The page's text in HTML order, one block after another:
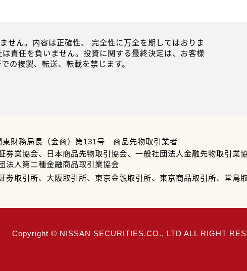
せん。内容は正確性、 完全性に万全を期してはおりま
責任を負いません。投資に関する最終決定は、お客様
の複製、転送、転載を禁じます。
財務局長（金商）第131号 商品先物取引業者
券業協会、日本商品先物取引協会、一般社団法人金融先物取引業
法人第二種金融商品取引業協会
券取引所、大阪取引所、東京金融取引所、東京商品取引所、堂島
Copyright © NISSAN SECURITIES.CO., LTD ALL RIGHT